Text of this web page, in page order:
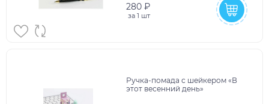
280 ₽
за 1 шт
Ручка-помада с шейкером «В
этот весенний день»